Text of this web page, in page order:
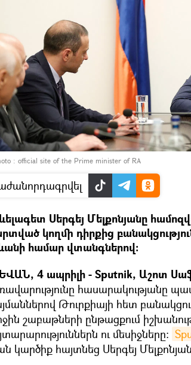
: official site of the Prime minister of RA
Սերգեյ Մելքոնյանը
կողմի դիրքից
համար վտանգներով։
4 ապրիլի - Sputnik, Աշոտ
հասարակությանը
Թուրքիայի հետ
շաբաթների ընթացքում
ու մեսիջները։
կարծիք հայտնեց Սերգեյ